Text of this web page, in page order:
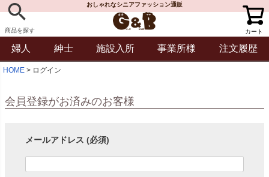
商品を探す
おしゃれなシニアファッション通販
カート
婦人 紳士 施設入所 事業所様 注文履歴
HOME ログイン
会員登録がお済みのお客様
メールアドレス (必須)